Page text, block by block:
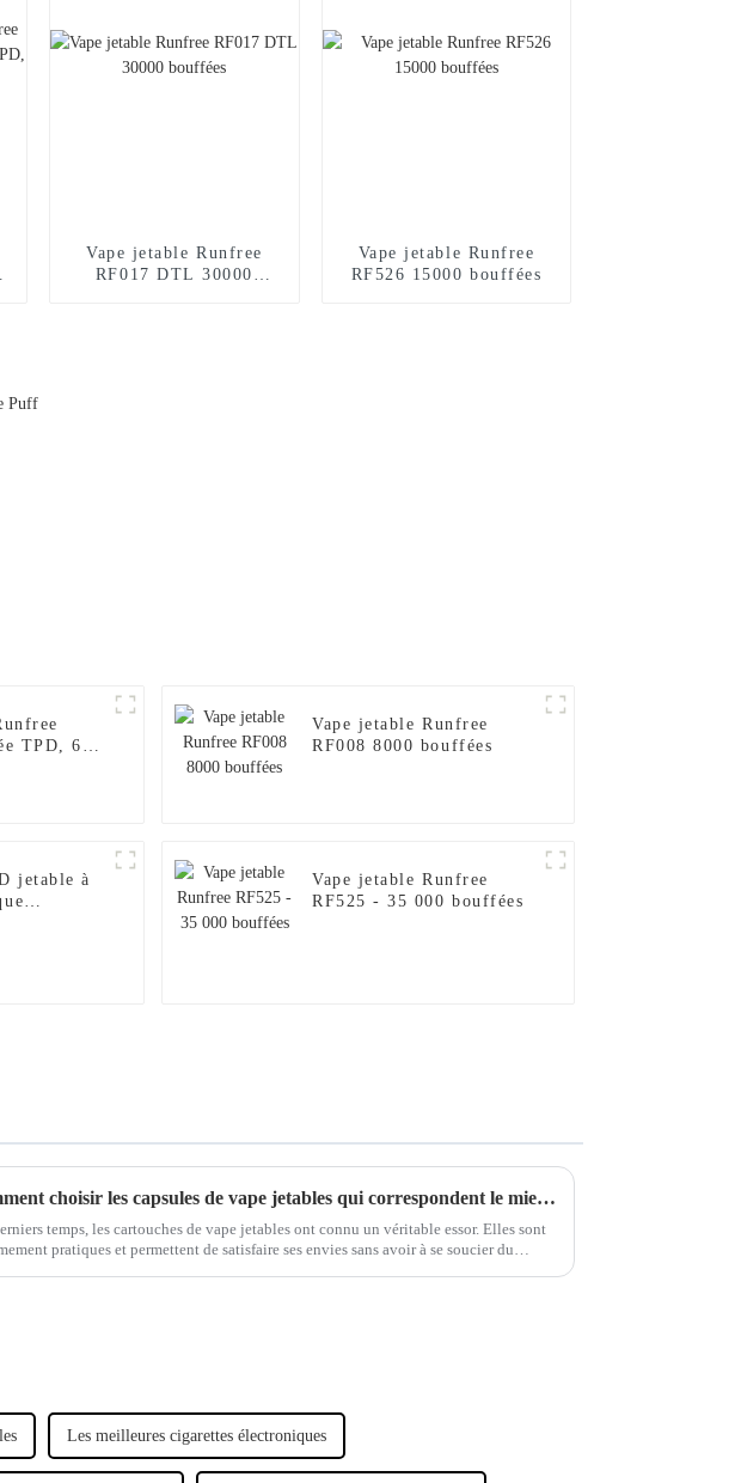
Vape jetable Runfree
RF017 DTL 30000
Vape jetable Runfree
RF526 15000 bouffées
TPD, 600
Vape jetable Runfree
RF008 8000 bouffées
jetable à
Vape jetable Runfree
RF525 - 35 000 bouffées
Comment choisir les capsules de vape jetables qui correspondent le mieux à vos besoins
temps, les cartouches de vape jetables ont connu un véritable essor. Elles sont
pratiques et permettent de satisfaire ses envies sans avoir à se soucier du
Les meilleures cigarettes électroniques